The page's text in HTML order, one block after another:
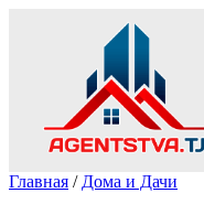
Главная / Дома и Дачи